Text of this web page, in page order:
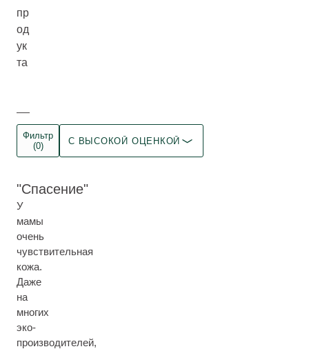
пр
од
ук
та
Фильтр
(0)
С ВЫСОКОЙ ОЦЕНКОЙ
Спасение
У
мамы
очень
чувствительная
кожа.
Даже
на
многих
эко-
производителей,